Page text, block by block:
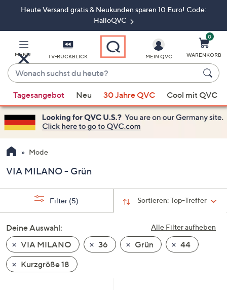
ZumHeute Versand gratis & Neukunden sparen 10 Euro! Code:
HalloQVC
MENÜ TV-RÜCKBLICK
Wonach
suchst
du
heute?
Vorschläge
verfügbar
sind,
verwenden
Sie
Pfeiltasten
nach
und
nach
unten
oder
wischen
Sie
MEIN QVC
0
WARENKORB
Tagesangebot Neu 30 Jahre QVC Cool mit QVC
Mode
VIA MILANO - Grün
Sortieren:Top-Treffer
Filter (5)
Alle Filter aufheben
Deine Auswahl:
VIA MILANO
36 Grün
44
Kurzgröße 18